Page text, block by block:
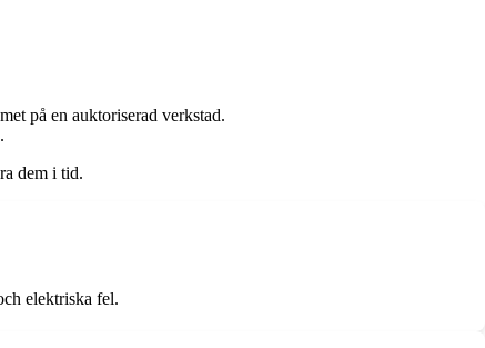
på en auktoriserad verkstad.
dem i tid.
elektriska fel.